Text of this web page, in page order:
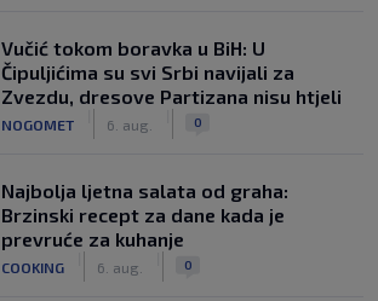
Vučić tokom boravka u BiH: U
Čipuljićima su svi Srbi navijali za
Zvezdu, dresove Partizana nisu htjeli
NOGOMET 6. aug. 0
Najbolja ljetna salata od graha:
Brzinski recept za dane kada je
prevruće za kuhanje
COOKING 6. aug. 0